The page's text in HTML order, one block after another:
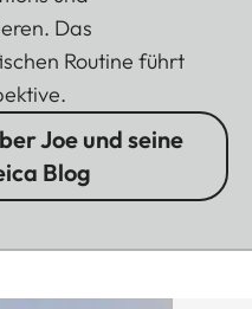
Das
Routine führt
Joe und seine
Blog